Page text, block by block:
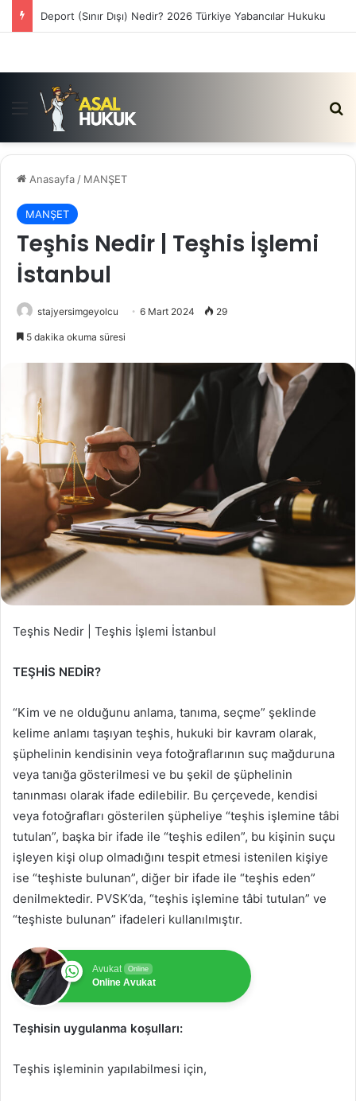
Deport (Sınır Dışı) Nedir? 2026 Türkiye Yabancılar Hukuku
Menü
Anasayfa / MANŞET
MANŞET
Teşhis Nedir | Teşhis İşlemi
İstanbul
stajyersimgeyolcu 6 Mart 2024 29
5 dakika okuma süresi
Teşhis Nedir | Teşhis İşlemi İstanbul
TEŞHİS NEDİR?
“Kim ve ne olduğunu anlama, tanıma, seçme” şeklinde
kelime anlamı taşıyan teşhis, hukuki bir kavram olarak,
şüphelinin kendisinin veya fotoğraflarının suç mağduruna
veya tanığa gösterilmesi ve bu şekil de şüphelinin
tanınması olarak ifade edilebilir. Bu çerçevede, kendisi
veya fotoğrafları gösterilen şüpheliye “teşhis işlemine tâbi
tutulan”, başka bir ifade ile “teşhis edilen”, bu kişinin suçu
işleyen kişi olup olmadığını tespit etmesi istenilen kişiye
ise “teşhiste bulunan”, diğer bir ifade ile “teşhis eden”
denilmektedir. PVSK’da, “teşhis işlemine tâbi tutulan” ve
“teşhiste bulunan” ifadeleri kullanılmıştır.
Avukat Online
Online Avukat
Teşhisin uygulanma koşulları:
Teşhis işleminin yapılabilmesi için,